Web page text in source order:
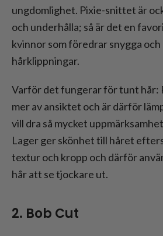
ungdomlighet. Pixie-snittet är
och underhålla; så är det en
kvinnor som föredrar snygga och
hårklippningar.
Varför det fungerar för tunt hår:
mer av ansiktet och är därför
vill dra så mycket
Lager ger skönhet till håret
textur och kropp och därför
hår att se tjockare ut.
2. Bob Cut